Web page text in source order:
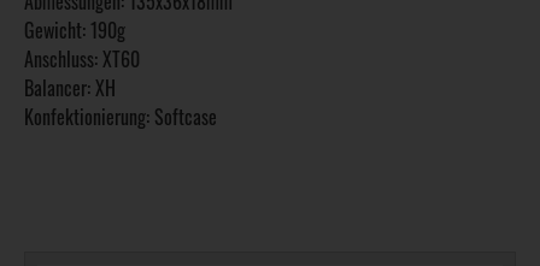
Gewicht: 190g
Anschluss: XT60
Balancer: XH
Konfektionierung: Softcase